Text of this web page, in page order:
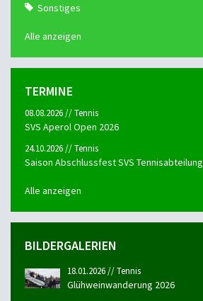
Sonstiges
Alle anzeigen
TERMINE
08.08.2026 // Tennis
SVS Aperol Open 2026
24.10.2026 // Tennis
Saison Abschlussfest SVS Tennisabteilung
Alle anzeigen
BILDERGALERIEN
18.01.2026 // Tennis
Glühweinwanderung 2026